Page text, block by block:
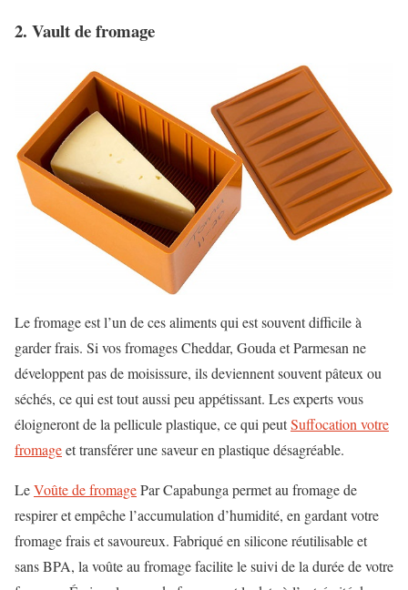
2. Vault de fromage
Le fromage est l’un de ces aliments qui est souvent difficile à
garder frais. Si vos fromages Cheddar, Gouda et Parmesan ne
développent pas de moisissure, ils deviennent souvent pâteux ou
séchés, ce qui est tout aussi peu appétissant. Les experts vous
éloigneront de la pellicule plastique, ce qui peutSuffocation votre
fromageet transférer une saveur en plastique désagréable.
LeVoûte de fromagePar Capabunga permet au fromage de
respirer et empêche l’accumulation d’humidité, en gardant votre
fromage frais et savoureux. Fabriqué en silicone réutilisable et
sans BPA, la voûte au fromage facilite le suivi de la durée de votre